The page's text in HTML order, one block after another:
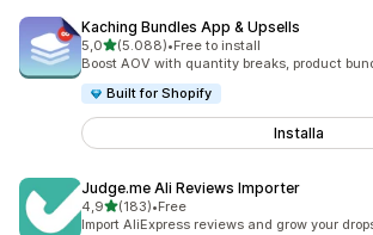
Kaching Bundles App & Upsells
5,0stelle su 5
(5.088)
5088 recensioni totali
•Free to install
Boost AOV with quantity breaks, product
Built for Shopify
Installa
Judge.me Ali Reviews Importer
4,9stelle su 5
(183)
183 recensioni totali
•Free
Import AliExpress reviews and grow your